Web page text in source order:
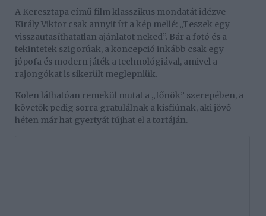
A Keresztapa című film klasszikus mondatát idézve
Király Viktor csak annyit írt a kép mellé: „Teszek egy
visszautasíthatatlan ajánlatot neked”. Bár a fotó és a
tekintetek szigorúak, a koncepció inkább csak egy
jópofa és modern játék a technológiával, amivel a
rajongókat is sikerült meglepniük.
Kolen láthatóan remekül mutat a „főnök” szerepében, a
követők pedig sorra gratulálnak a kisfiúnak, aki jövő
héten már hat gyertyát fújhat el a tortáján.